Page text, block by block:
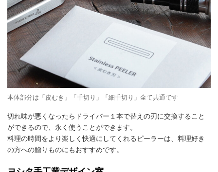
本体部分は「皮むき」「千切り」「細千切り」全て共通です
切れ味が悪くなったらドライバー１本で替えの刃に交換すること
ができるので、永く使うことができます。
料理の時間をより楽しく快適にしてくれるピーラーは、料理好き
の方への贈りものにもおすすめです。